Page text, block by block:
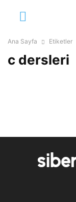
Ana Sayfa Etiketler
c dersleri